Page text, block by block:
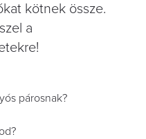
kötnek össze.
a
párosnak?